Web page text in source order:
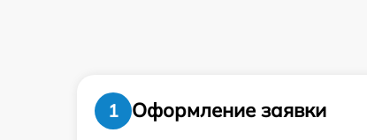
1
Оформление заявки